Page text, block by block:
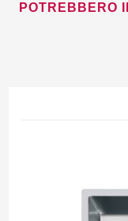
POTREBBERO